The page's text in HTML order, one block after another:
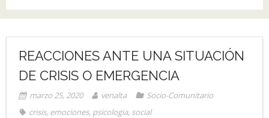
Recursos gratis
REACCIONES ANTE UNA SITUACIÓN
DE CRISIS O EMERGENCIA
marzo 25, 2020 venalta
Socio-Comunitario
crisis, emociones, psicologia, social